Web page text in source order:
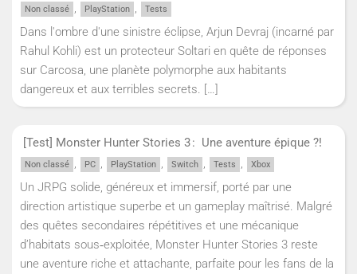
Non classé , PlayStation , Tests
Dans l'ombre d'une sinistre éclipse, Arjun Devraj (incarné par
Rahul Kohli) est un protecteur Soltari en quête de réponses
sur Carcosa, une planète polymorphe aux habitants
dangereux et aux terribles secrets. […]
[Test] Monster Hunter Stories 3 : Une aventure épique ?!
Non classé , PC , PlayStation , Switch , Tests , Xbox
Un JRPG solide, généreux et immersif, porté par une
direction artistique superbe et un gameplay maîtrisé. Malgré
des quêtes secondaires répétitives et une mécanique
d’habitats sous‑exploitée, Monster Hunter Stories 3 reste
une aventure riche et attachante, parfaite pour les fans de la